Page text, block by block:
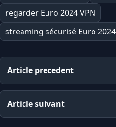
regarder Euro 2024 VPN
streaming sécurisé Euro 2024
Article precedent
Article suivant